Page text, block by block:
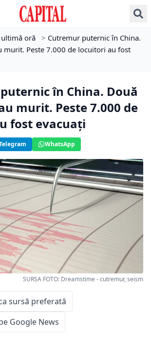
oră > Cutremur puternic în China.
murit. Peste 7.000 de locuitori au fost
în China. Două
murit. Peste 7.000 de
fost evacuați
WhatsApp
SURSA FOTO: Dreamstime - cutremur, seism
sursă preferată
Google News